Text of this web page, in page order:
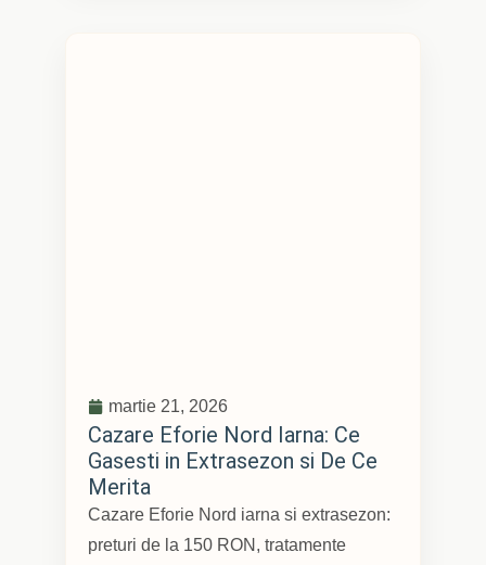
martie 21, 2026
Cazare Eforie Nord Iarna: Ce
Gasesti in Extrasezon si De Ce
Merita
Cazare Eforie Nord iarna si extrasezon:
preturi de la 150 RON, tratamente